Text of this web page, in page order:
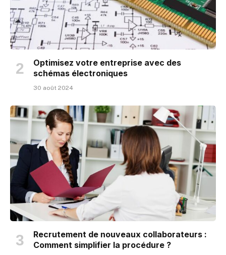
Optimisez votre entreprise avec des
schémas électroniques
30 août 2024
Recrutement de nouveaux collaborateurs :
Comment simplifier la procédure ?